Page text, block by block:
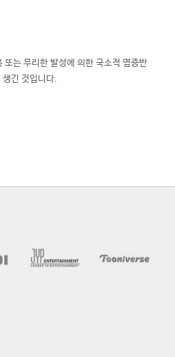
또는 무리한 발성에 의한 국소적 염증반
생긴 것입니다.